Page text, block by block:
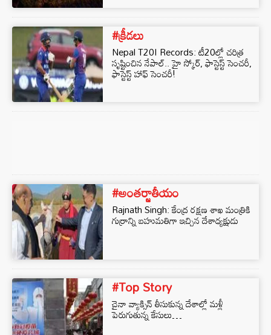
#క్రీడలు
Nepal T20I Records: టీ20ల్లో చరిత్ర
సృష్టించిన నేపాల్.. హై స్కోర్, ఫాస్టెస్ట్ సెంచరీ,
ఫాస్టెస్ట్ హాఫ్ సెంచరీ!
#అంతర్జాతీయం
Rajnath Singh: కేంద్ర రక్షణ శాఖ మంత్రికి
గుర్రాన్ని బహుమతిగా ఇచ్చిన దేశాధ్యక్షుడు
#Top Story
చైనా వ్యాక్సిన్ తీసుకున్న దేశాల్లో మ‌ళ్లీ
పెరుగుతున్న కేసులు…